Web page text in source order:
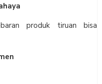
produk tiruan bisa